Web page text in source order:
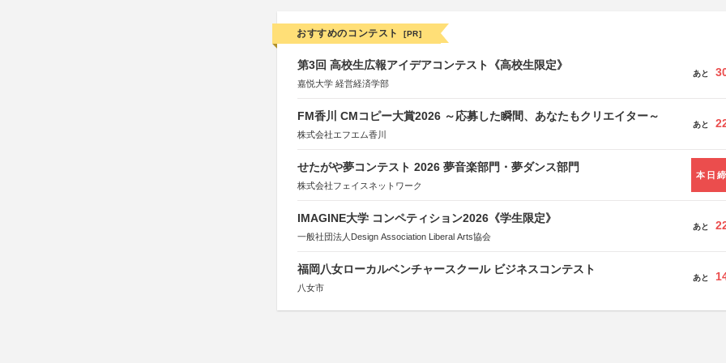
おすすめのコンテスト [PR]
第3回 高校生広報アイデアコンテスト《高校生限定》
嘉悦大学 経営経済学部
あと
FM香川 CMコピー大賞2026 ～応募した瞬間、あなたもクリエイター～
株式会社エフエム香川
あと
せたがや夢コンテスト 2026 夢音楽部門・夢ダンス部門
株式会社フェイスネットワーク
本日
IMAGINE大学 コンペティション2026《学生限定》
一般社団法人Design Association Liberal Arts協会
あと
福岡八女ローカルベンチャースクール ビジネスコンテスト
八女市
あと